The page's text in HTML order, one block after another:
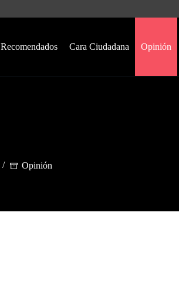
Recomendados Cara Ciudadana Opinión
Opinión